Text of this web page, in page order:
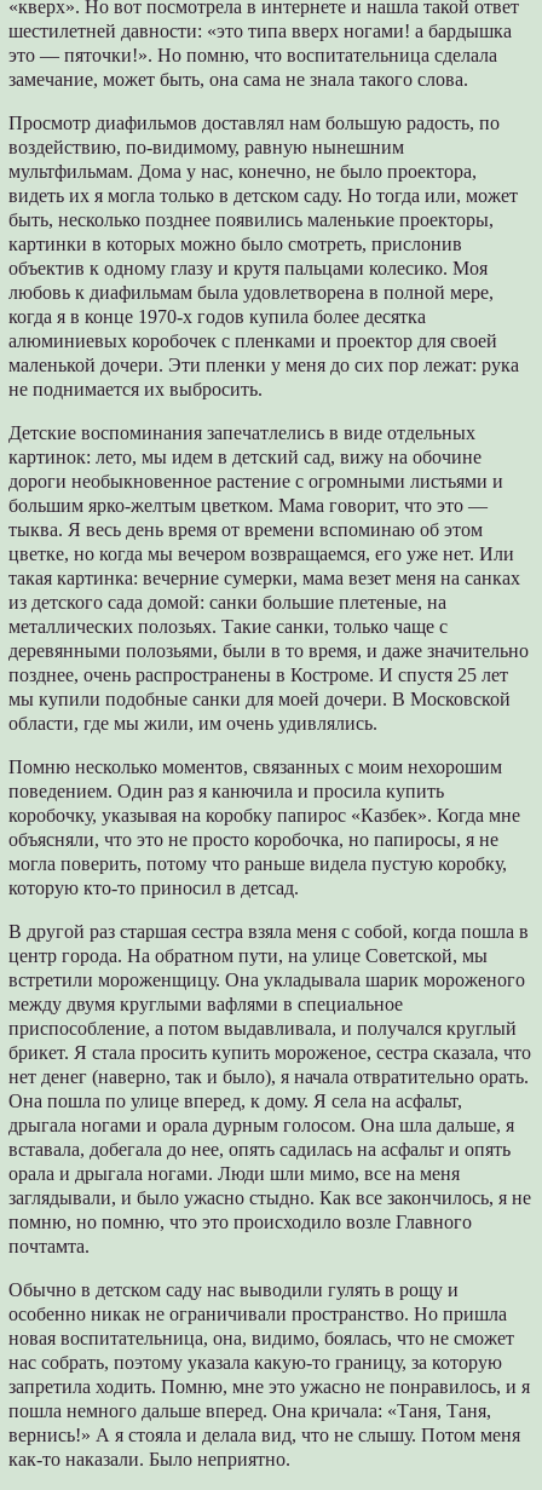
«кверх». Но вот посмотрела в интернете и нашла такой ответ
шестилетней давности: «это типа вверх ногами! а бардышка
это ― пяточки!». Но помню, что воспитательница сделала
замечание, может быть, она сама не знала такого слова.
Просмотр диафильмов доставлял нам большую радость, по
воздействию, по-видимому, равную нынешним
мультфильмам. Дома у нас, конечно, не было проектора,
видеть их я могла только в детском саду. Но тогда или, может
быть, несколько позднее появились маленькие проекторы,
картинки в которых можно было смотреть, прислонив
объектив к одному глазу и крутя пальцами колесико. Моя
любовь к диафильмам была удовлетворена в полной мере,
когда я в конце 1970-х годов купила более десятка
алюминиевых коробочек с пленками и проектор для своей
маленькой дочери. Эти пленки у меня до сих пор лежат: рука
не поднимается их выбросить.
Детские воспоминания запечатлелись в виде отдельных
картинок: лето, мы идем в детский сад, вижу на обочине
дороги необыкновенное растение с огромными листьями и
большим ярко-желтым цветком. Мама говорит, что это ―
тыква. Я весь день время от времени вспоминаю об этом
цветке, но когда мы вечером возвращаемся, его уже нет. Или
такая картинка: вечерние сумерки, мама везет меня на санках
из детского сада домой: санки большие плетеные, на
металлических полозьях. Такие санки, только чаще с
деревянными полозьями, были в то время, и даже значительно
позднее, очень распространены в Костроме. И спустя 25 лет
мы купили подобные санки для моей дочери. В Московской
области, где мы жили, им очень удивлялись.
Помню несколько моментов, связанных с моим нехорошим
поведением. Один раз я канючила и просила купить
коробочку, указывая на коробку папирос «Казбек». Когда мне
объясняли, что это не просто коробочка, но папиросы, я не
могла поверить, потому что раньше видела пустую коробку,
которую кто-то приносил в детсад.
В другой раз старшая сестра взяла меня с собой, когда пошла в
центр города. На обратном пути, на улице Советской, мы
встретили мороженщицу. Она укладывала шарик мороженого
между двумя круглыми вафлями в специальное
приспособление, а потом выдавливала, и получался круглый
брикет. Я стала просить купить мороженое, сестра сказала, что
нет денег (наверно, так и было), я начала отвратительно орать.
Она пошла по улице вперед, к дому. Я села на асфальт,
дрыгала ногами и орала дурным голосом. Она шла дальше, я
вставала, добегала до нее, опять садилась на асфальт и опять
орала и дрыгала ногами. Люди шли мимо, все на меня
заглядывали, и было ужасно стыдно. Как все закончилось, я не
помню, но помню, что это происходило возле Главного
почтамта.
Обычно в детском саду нас выводили гулять в рощу и
особенно никак не ограничивали пространство. Но пришла
новая воспитательница, она, видимо, боялась, что не сможет
нас собрать, поэтому указала какую-то границу, за которую
запретила ходить. Помню, мне это ужасно не понравилось, и я
пошла немного дальше вперед. Она кричала: «Таня, Таня,
вернись!» А я стояла и делала вид, что не слышу. Потом меня
как-то наказали. Было неприятно.